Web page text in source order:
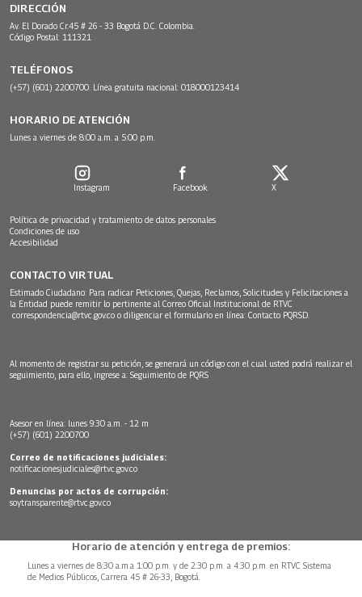
DIRECCIÓN
Av. El Dorado Cr.45 # 26 - 33 Bogotá D.C. Colombia.
Código Postal: 111321
TELÉFONOS
(+57) (601) 2200700. Línea gratuita nacional: 018000123414
HORARIO DE ATENCIÓN
Lunes a viernes de 8:00 a.m. a 5:00 p.m.
Instagram Facebook X
Política de privacidad y tratamiento de datos personales
Condiciones de uso
Accesibilidad
CONTACTO VIRTUAL
Estimado Ciudadano: Para radicar Peticiones, Quejas, Reclamos, Solicitudes y Felicitaciones a
la Entidad puede remitir lo pertinente al Correo Oficial Institucional de RTVC
correspondencia@rtvc.gov.co o diligenciar el formulario en línea: Contacto PQRSD.
Al momento de registrar su petición, se generará un código con el cual usted podrá realizar el
seguimiento, para ello, ingrese a: Seguimiento de PQRS
Asesor en línea: lunes 9:30 a.m. - 12 m
(+57) (601) 2200700
Correo de notificaciones judiciales:
notificacionesjudiciales@rtvc.gov.co
Denuncias por actos de corrupción:
soytransparente@rtvc.gov.co
Horario de atención y entrega de premios:
Lunes a viernes de 8:30 a.m.a 1:00 p.m. y de 2:30 p.m. a 4:30 p.m. en RTVC Sistema
de Medios Públicos, Carrera 45 # 26-33, Bogotá.